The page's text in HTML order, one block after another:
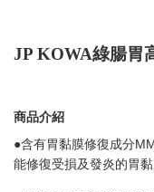
JP KOWA綠腸胃
商品介紹
●含有胃黏膜修復成分
能修復受損及發炎的胃